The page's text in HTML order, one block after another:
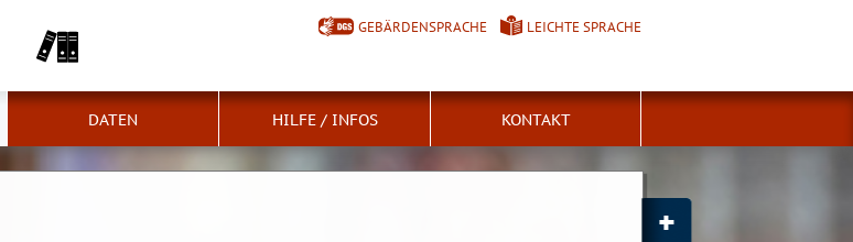
GEBÄRDENSPRACHE LEICHTE SPRACHE
DATEN HILFE / INFOS KONTAKT